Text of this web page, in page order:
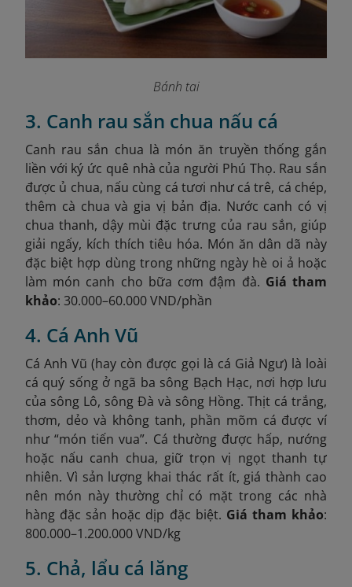
Bánh tai
3. Canh rau sắn chua nấu cá
Canh rau sắn chua là món ăn truyền thống gắn
liền với ký ức quê nhà của người Phú Thọ. Rau sắn
được ủ chua, nấu cùng cá tươi như cá trê, cá chép,
thêm cà chua và gia vị bản địa. Nước canh có vị
chua thanh, dậy mùi đặc trưng của rau sắn, giúp
giải ngấy, kích thích tiêu hóa. Món ăn dân dã này
đặc biệt hợp dùng trong những ngày hè oi ả hoặc
làm món canh cho bữa cơm đậm đà. Giá tham
khảo: 30.000–60.000 VND/phần
4. Cá Anh Vũ
Cá Anh Vũ (hay còn được gọi là cá Giả Ngư) là loài
cá quý sống ở ngã ba sông Bạch Hạc, nơi hợp lưu
của sông Lô, sông Đà và sông Hồng. Thịt cá trắng,
thơm, dẻo và không tanh, phần mõm cá được ví
như “món tiến vua”. Cá thường được hấp, nướng
hoặc nấu canh chua, giữ trọn vị ngọt thanh tự
nhiên. Vì sản lượng khai thác rất ít, giá thành cao
nên món này thường chỉ có mặt trong các nhà
hàng đặc sản hoặc dịp đặc biệt. Giá tham khảo:
800.000–1.200.000 VND/kg
5. Chả, lẩu cá lăng